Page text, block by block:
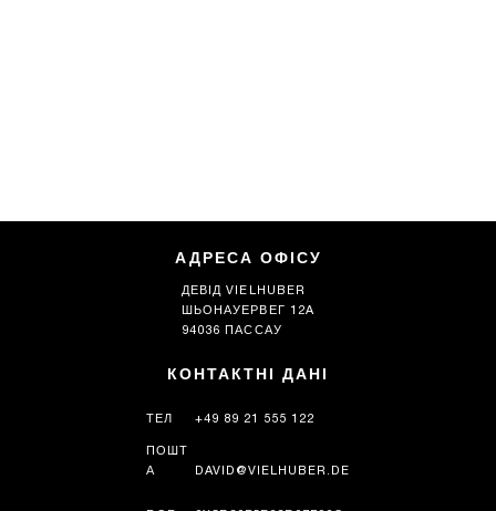
АДРЕСА ОФІСУ
ДЕВІД VIELHUBER
ШЬОНАУЕРВЕГ 12A
94036 ПАССАУ
КОНТАКТНІ ДАНІ
ТЕЛ +49 89 21 555 122
ПОШТ
А
DAVID@VIELHUBER.DE